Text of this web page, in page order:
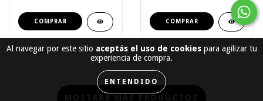
Al navegar por este sitio aceptás el uso de cookiespara agilizar tu
experiencia de compra.
ENTENDIDO
COMPRAR COMPRAR
MOSTRAR MÁS PRODUCTOS